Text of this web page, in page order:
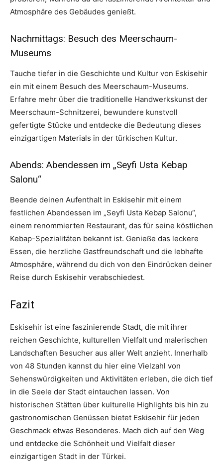
Atmosphäre des Gebäudes genießt.
Nachmittags: Besuch des Meerschaum-
Museums
Tauche tiefer in die Geschichte und Kultur von Eskisehir
ein mit einem Besuch des Meerschaum-Museums.
Erfahre mehr über die traditionelle Handwerkskunst der
Meerschaum-Schnitzerei, bewundere kunstvoll
gefertigte Stücke und entdecke die Bedeutung dieses
einzigartigen Materials in der türkischen Kultur.
Abends: Abendessen im „Seyfi Usta Kebap
Salonu“
Beende deinen Aufenthalt in Eskisehir mit einem
festlichen Abendessen im „Seyfi Usta Kebap Salonu“,
einem renommierten Restaurant, das für seine köstlichen
Kebap-Spezialitäten bekannt ist. Genieße das leckere
Essen, die herzliche Gastfreundschaft und die lebhafte
Atmosphäre, während du dich von den Eindrücken deiner
Reise durch Eskisehir verabschiedest.
Fazit
Eskisehir ist eine faszinierende Stadt, die mit ihrer
reichen Geschichte, kulturellen Vielfalt und malerischen
Landschaften Besucher aus aller Welt anzieht. Innerhalb
von 48 Stunden kannst du hier eine Vielzahl von
Sehenswürdigkeiten und Aktivitäten erleben, die dich tief
in die Seele der Stadt eintauchen lassen. Von
historischen Stätten über kulturelle Highlights bis hin zu
gastronomischen Genüssen bietet Eskisehir für jeden
Geschmack etwas Besonderes. Mach dich auf den Weg
und entdecke die Schönheit und Vielfalt dieser
einzigartigen Stadt in der Türkei.